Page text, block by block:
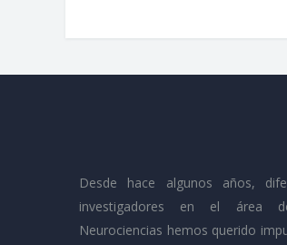
Desde hace algunos años,
investigadores en el área
Neurociencias hemos querido